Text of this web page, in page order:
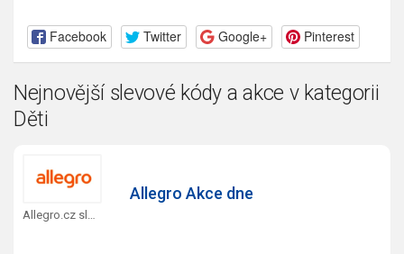
Facebook Twitter Google+ Pinterest
Nejnovější slevové kódy a akce v kategorii
Děti
Allegro.cz slevový kód
Allegro Akce dne